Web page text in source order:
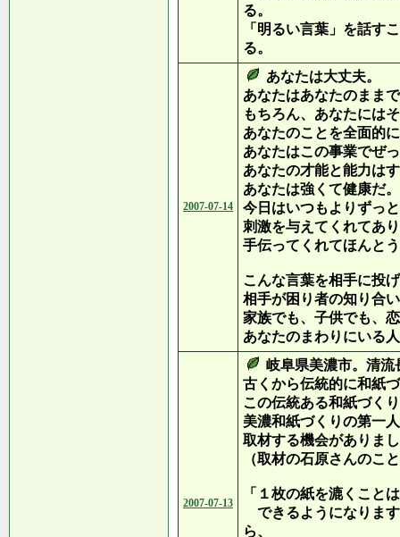
る。
「明るい言葉」を話す
る。
2007-07-14
あなたは大丈夫。
あなたはあなたのまま
もちろん、あなたには
あなたのことを全面的
あなたはこの事業でぜ
あなたの才能と能力は
あなたは強くて健康だ。
今日はいつもよりずっ
刺激を与えてくれてあ
手伝ってくれてほんと
こんな言葉を相手に投
相手が困り者の知り合
家族でも、子供でも、
あなたのまわりにいる
2007-07-13
岐阜県美濃市。清流
古くから伝統的に和紙
この伝統ある和紙づく
美濃和紙づくりの第一
取材する機会がありま
（取材の石原さんのこ
「１枚の紙を漉くこと
できるようになりま
ら、